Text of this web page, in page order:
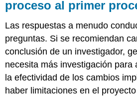
proceso al primer
Las respuestas a menudo
preguntas. Si se recomiendan
conclusión de un investigador,
necesita más investigación para
la efectividad de los cambios
haber limitaciones en el